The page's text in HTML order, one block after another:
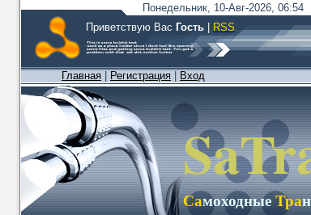
Понедельник, 10-Авг-2026, 06:54
Приветствую Вас Гость RSS
Главная Регистрация Вход
СамоходныеТра